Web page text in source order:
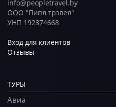
info@peopletravel.by
ООО "Пипл трэвел"
УНП 192374668
Вход для клиентов
Отзывы
ТУРЫ
Авиа